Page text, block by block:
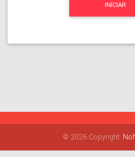
INICIAR
© 2026 Copyright: